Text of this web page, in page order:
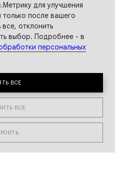
для улучшения
только после вашего
отклонить
выбор. Подробнее - в
персональных
ВСЕ
ВСЕ